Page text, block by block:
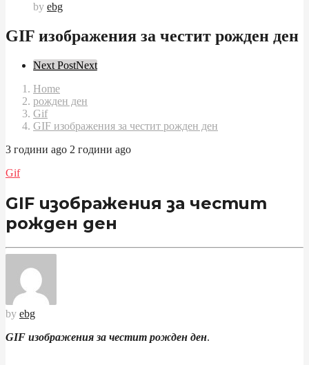
by ebg
GIF изображения за честит рожден ден
Post
Pagination
Next PostNext
Home
рожден ден
Gif
GIF изображения за честит рожден ден
3 години ago 2 години ago
Gif
GIF изображения за честит
рожден ден
by ebg
GIF изображения за честит рожден ден.